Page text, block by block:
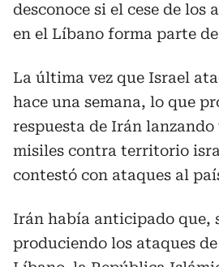
desconoce si el cese de los
en el Líbano forma parte
La última vez que Israel
hace una semana, lo que
respuesta de Irán lanzando
misiles contra territorio
contestó con ataques al
Irán había anticipado que,
produciendo los ataques